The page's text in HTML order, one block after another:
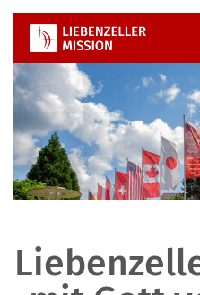
Zum
Inhalt
springen